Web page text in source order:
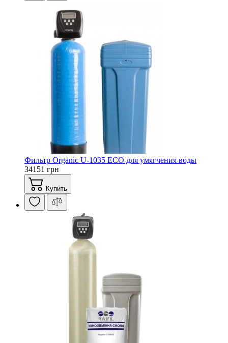
Фильтр Organic U-1035 ECO для умягчения воды
34151 грн
Купить